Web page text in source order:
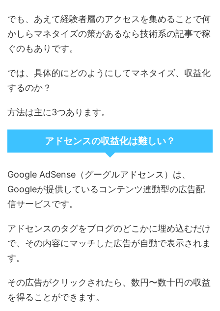
でも、あえて経験者層のアクセスを集めることで何
かしらマネタイズの策があるなら技術系の記事で稼
ぐのもありです。
では、具体的にどのようにしてマネタイズ、収益化
するのか？
方法は主に3つあります。
アドセンスの収益化は難しい？
Google AdSense（グーグルアドセンス）は、
Googleが提供しているコンテンツ連動型の広告配
信サービスです。
アドセンスのタグをブログのどこかに埋め込むだけ
で、その内容にマッチした広告が自動で表示されま
す。
その広告がクリックされたら、数円〜数十円の収益
を得ることができます。